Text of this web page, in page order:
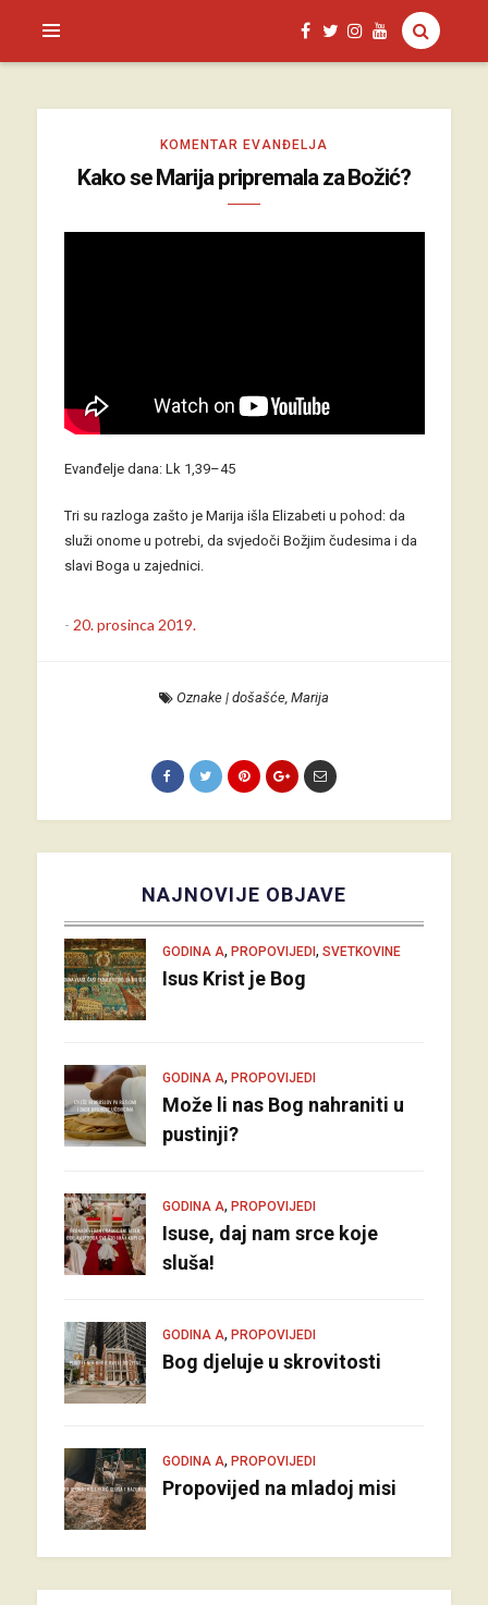
SAGUD.XYZKOMENTAR EVANĐELJA
Kako se Marija pripremala za Božić?
Evanđelje dana: Lk 1,39–45
Tri su razloga zašto je Marija išla Elizabeti u pohod: da
služi onome u potrebi, da svjedoči Božjim čudesima i da
slavi Boga u zajednici.
- 20. prosinca 2019.
Oznake| došašće, Marija
NAJNOVIJE OBJAVE
GODINA A, PROPOVIJEDI , SVETKOVINE
Isus Krist je Bog
GODINA A, PROPOVIJEDI
Može li nas Bog nahraniti u
pustinji?
GODINA A, PROPOVIJEDI
Isuse, daj nam srce koje
sluša!
GODINA A, PROPOVIJEDI
Bog djeluje u skrovitosti
GODINA A, PROPOVIJEDI
Propovijed na mladoj misi